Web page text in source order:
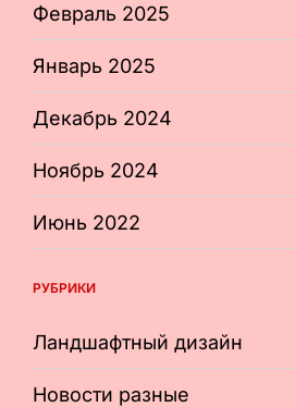
Февраль 2025
Январь 2025
Декабрь 2024
Ноябрь 2024
Июнь 2022
РУБРИКИ
Ландшафтный дизайн
Новости разные